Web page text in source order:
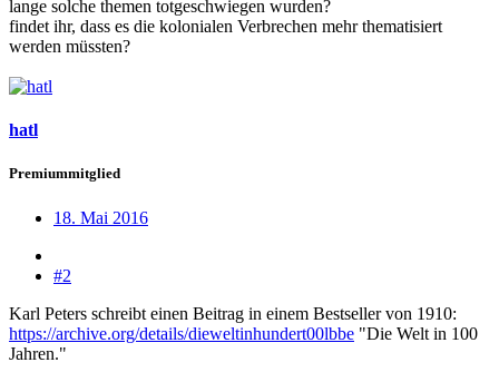
lange solche themen totgeschwiegen wurden?
findet ihr, dass es die kolonialen Verbrechen mehr thematisiert
werden müssten?
hatl
Premiummitglied
18. Mai 2016
#2
Karl Peters schreibt einen Beitrag in einem Bestseller von 1910:
https://archive.org/details/dieweltinhundert00lbbe "Die Welt in 100
Jahren."